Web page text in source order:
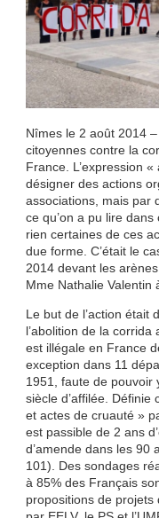
Nîmes le 2 août 2014
citoyennes contre la
France. L’expression
désigner des actions
associations, mais par
ce qu’on a pu lire
rien certaines de ces
due forme. C’était le
2014 devant les
Mme Nathalie Valentin
Le but de l’action était
l’abolition de la
est illégale en France
exception dans 11
1951, faute de pouvoir
siècle d’affilée.
et actes de cruauté »
est passible de 2 ans
d’amende dans les 90
101). Des sondages
à 85% des Français
propositions de